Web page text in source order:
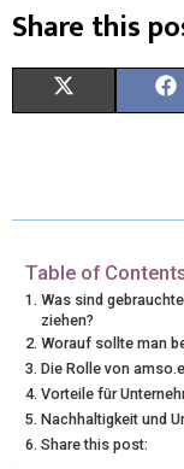
Share this
W
T
T
E
R
Table of
Was sind
ziehen?
Worauf sollte man
Die Rolle von
Vorteile für
Nachhaltigkeit und
Share this post: